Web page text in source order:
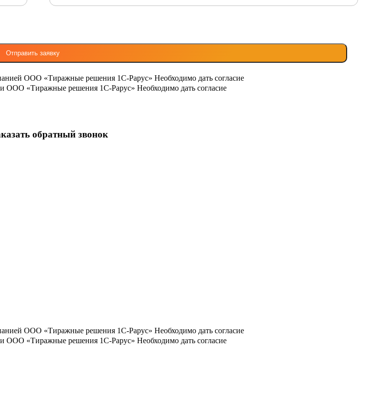
ООО «Тиражные решения 1С-Рарус» Необходимо дать согласие
ООО «Тиражные решения 1С-Рарус» Необходимо дать согласие
обратный звонок
ООО «Тиражные решения 1С-Рарус» Необходимо дать согласие
ООО «Тиражные решения 1С-Рарус» Необходимо дать согласие